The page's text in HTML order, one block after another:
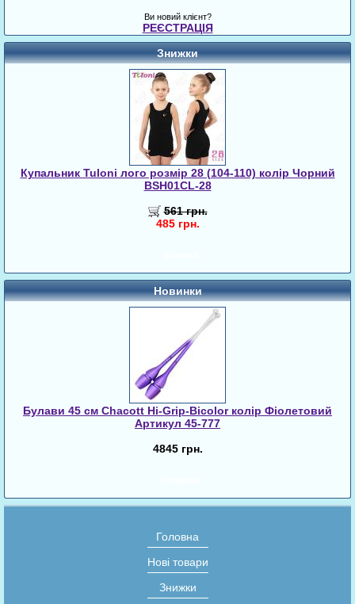
Ви новий клієнт?
РЕЄСТРАЦІЯ
Знижки
Купальник Tuloni лого розмір 28 (104-110) колір Чорний
BSH01CL-28
561 грн.
485 грн.
Новинки
Булави 45 cм Chacott Hi-Grip-Bicolor колір Фіолетовий
Артикул 45-777
4845 грн.
Головна
Нові товари
Знижки